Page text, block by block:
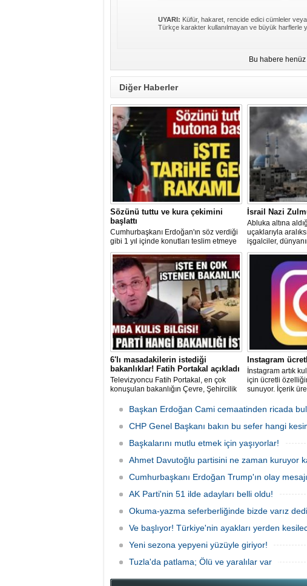
UYARI: Küfür, hakaret, rencide edici cümleler veya
Türkçe karakter kullanılmayan ve büyük harflerle
Bu habere
Diğer Haberler
Sözünü tuttu ve kura çekimini
başlattı
Cumhurbaşkanı Erdoğan'ın söz verdiği
gibi 1 yıl içinde konutları teslim etmeye
başlayan AK Parti hükümeti, 2 ayda 76
bin konut teslim etti. Yılsonuna kadar
200 bin konutun teslim edilmesi
hedefleniyor.
İsrail Nazi
Abluka altına
uçaklarıyla
işgalciler,
suçu işlerken,
görüntüler
6'lı masadakilerin istediği
bakanlıklar! Fatih Portakal açıkladı
Televizyoncu Fatih Portakal, en çok
konuşulan bakanlığın Çevre, Şehircilik
söyledi.
Instagram
İnstagram artık
için ücretli
sunuyor. İçerik
abonelik sistemi,
Başkan Erdoğan Cami cemaatinden ricada
CHP Genel Başkanı bakın bu sefer hangi
Başkalarını mutlu etmek için yaşıyorlar!
Ahmet Davutoğlu partisini ne zaman kuruyor
Cumhurbaşkanı Erdoğan Trump'ın olay
AK Parti'nin 51 ilde adayları belli oldu!
Okuma-yazma seferberliğinde bizde varız
Ve başlıyor! Türkiye'nin ayakları yerden
Yeni sezona yepyeni yüzüyle giriyor!
Tuzla'da patlama; Ölü ve yaralılar var